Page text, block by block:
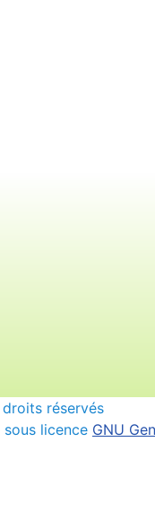
réservés
licence GNU